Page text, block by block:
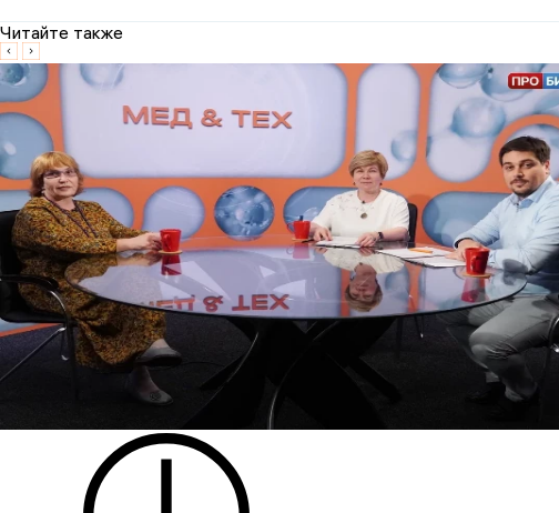
Читайте также